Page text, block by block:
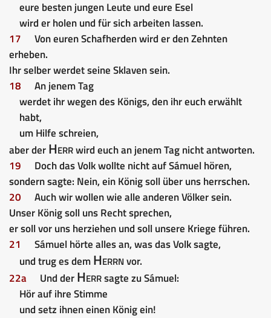
eure besten jungen Leute und eure Esel
wird er holen und für sich arbeiten lassen.
17
Von euren Schafherden wird er den Zehnten
erheben.
Ihr selber werdet seine Sklaven sein.
18
An jenem Tag
werdet ihr wegen des Königs, den ihr euch erwählt
habt,
um Hilfe schreien,
aber derHerrwird euch an jenem Tag nicht antworten.
19
Doch das Volk wollte nicht auf Sámuel hören,
sondern sagte: Nein, ein König soll über uns herrschen.
20
Auch wir wollen wie alle anderen Völker sein.
Unser König soll uns Recht sprechen,
er soll vor uns herziehen und soll unsere Kriege führen.
21
Sámuel hörte alles an, was das Volk sagte,
und trug es demHerrnvor.
22a
Und derHerrsagte zu Sámuel:
Hör auf ihre Stimme
und setz ihnen einen König ein!